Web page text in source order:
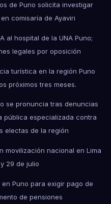
de Puno solicita investigar
comisaría de Ayaviri
al hospital de la UNA Puno;
legales por oposición
turística en la región Puno
próximos tres meses.
se pronuncia tras denuncias
pública especializada contra
electas de la región
movilización nacional en Lima
29 de julio
Puno para exigir pago de
de pensiones